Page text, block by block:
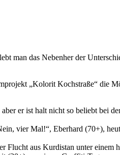
man das Nebenher der
„Kolorit Kochstraße“ die
er ist halt nicht so beliebt bei
vier Mal!“, Eberhard (70+),
aus Kurdistan unter einem